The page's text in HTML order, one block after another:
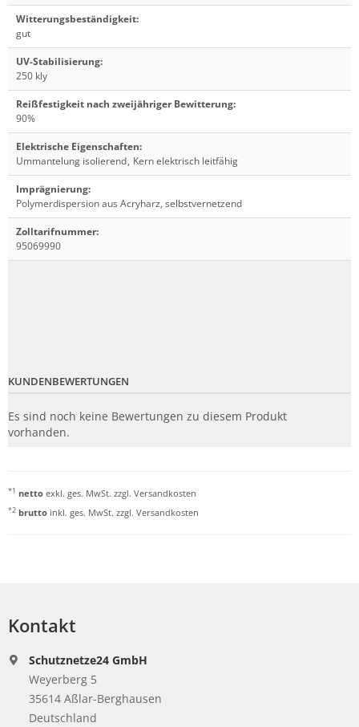
Witterungsbeständigkeit:
gut
UV-Stabilisierung:
250 kly
Reißfestigkeit nach zweijähriger Bewitterung:
90%
Elektrische Eigenschaften:
Ummantelung isolierend, Kern elektrisch leitfähig
Imprägnierung:
Polymerdispersion aus Acryharz, selbstvernetzend
Zolltarifnummer:
95069990
KUNDENBEWERTUNGEN
Es sind noch keine Bewertungen zu diesem Produkt
vorhanden.
*1 netto exkl. ges. MwSt. zzgl. Versandkosten
*2 brutto inkl. ges. MwSt. zzgl. Versandkosten
Kontakt
Schutznetze24 GmbH
Weyerberg 5
35614 Aßlar-Berghausen
Deutschland